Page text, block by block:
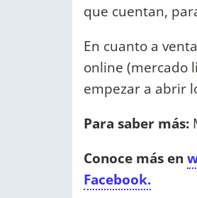
que cuentan,
En cuanto a
online (mercado
empezar a abrir
Para saber más:
Conoce más en
Facebook.